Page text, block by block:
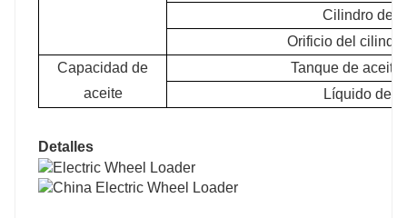
Cilindro de
Orificio del
Capacidad de
aceite
Tanque de aceite
Líquido de
Detalles